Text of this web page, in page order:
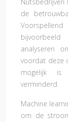
Nutsbedrijven
de
analyseren
voordat deze
mogelijk is
verminderd.
Machine
om de